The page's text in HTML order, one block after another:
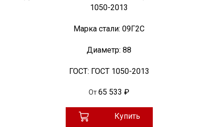
1050-2013
Марка стали: 09Г2С
Диаметр: 88
ГОСТ: ГОСТ 1050-2013
От65 533 ₽
Купить